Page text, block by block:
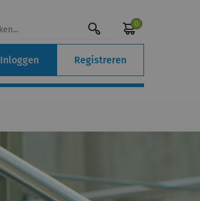
0
Inloggen Registreren